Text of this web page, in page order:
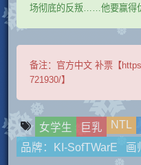
场彻底的反叛……他要赢得
备注： 官方中文 补票【
721930/】
女学生 巨乳 NTL
品牌：KI-SofTWarE
画